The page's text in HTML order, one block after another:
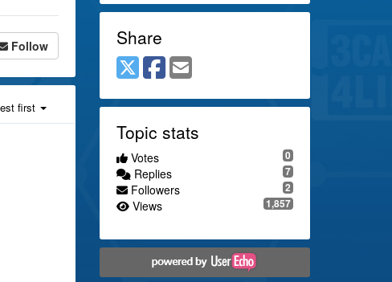
Follow
first
Share
Topic stats
0
Votes
7
Replies
2
Followers
1,857
Views